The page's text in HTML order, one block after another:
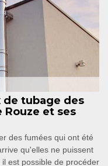
de tubage des
Rouze et ses
des fumées qui ont été
qu'elles ne puissent
est possible de procéder